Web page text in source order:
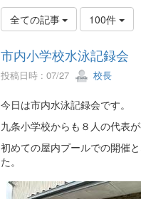
全ての記事 100件
市内小学校水泳記録会
投稿日時 : 07/27 校長
今日は市内水泳記録会です。
九条小学校からも８人の代表が
初めての屋内プールでの開催
た。